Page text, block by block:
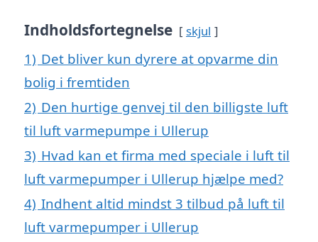
Indholdsfortegnelse skjul
1) Det bliver kun dyrere at opvarme din
bolig i fremtiden
2) Den hurtige genvej til den billigste luft
til luft varmepumpe i Ullerup
3) Hvad kan et firma med speciale i luft til
luft varmepumper i Ullerup hjælpe med?
4) Indhent altid mindst 3 tilbud på luft til
luft varmepumper i Ullerup